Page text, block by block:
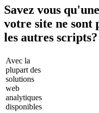
Savez vous
votre site ne sont
les autres scripts?
Avec la
plupart des
solutions
web
analytiques
disponibles